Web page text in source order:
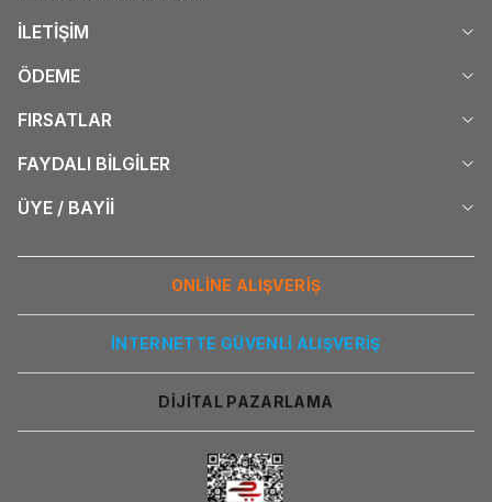
İLETİŞİM
ÖDEME
FIRSATLAR
FAYDALI BİLGİLER
ÜYE / BAYİİ
ONLİNE ALIŞVERİŞ
İNTERNETTE GÜVENLİ ALIŞVERİŞ
DİJİTAL PAZARLAMA